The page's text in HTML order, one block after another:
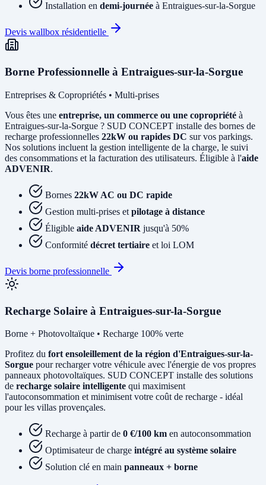
Installation en demi-journée à Entraigues-sur-la-Sorgue
Devis wallbox résidentielle
Borne Professionnelle à Entraigues-sur-la-Sorgue
Entreprises & Copropriétés • Multi-prises
Vous êtes une entreprise, un commerce ou une copropriété à
Entraigues-sur-la-Sorgue ? SUD CONCEPT installe des bornes de
recharge professionnelles 22kW ou rapides DC sur vos parkings.
Nos solutions incluent la gestion intelligente de la charge, le suivi
des consommations et la facturation des utilisateurs. Éligible à l'aide
ADVENIR.
Bornes 22kW AC ou DC rapide
Gestion multi-prises et pilotage à distance
Éligible aide ADVENIR jusqu'à 50%
Conformité décret tertiaire et loi LOM
Devis borne professionnelle
Recharge Solaire à Entraigues-sur-la-Sorgue
Borne + Photovoltaïque • Recharge 100% verte
Profitez du fort ensoleillement de la région d'Entraigues-sur-la-
Sorgue pour recharger votre véhicule avec l'énergie de vos propres
panneaux photovoltaïques. SUD CONCEPT installe des solutions
de recharge solaire intelligente qui maximisent
l'autoconsommation et minimisent votre coût de recharge - idéal
pour les villas provençales.
Recharge à partir de 0 €/100 km en autoconsommation
Optimisateur de charge intégré au système solaire
Solution clé en main panneaux + borne